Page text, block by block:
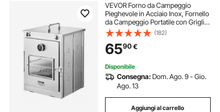
VEVOR Forno da Campeggio
Pieghevole in Acciaio Inox, Fornello
da Campeggio Portatile con Griglia
a 3 Livelli, Maniglia e Termometro,
Utilizzare con Fuoco a Legna, per
Cuocere Pizza, Cucina all'Aperto
(182)
6590€
Disponibile
Consegna: Dom. Ago. 9 - Gio.
Ago. 13
Aggiungi al carrello